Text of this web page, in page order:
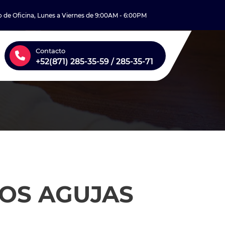
de Oficina, Lunes a Viernes de 9:00AM - 6:00PM
Contacto
+52(871) 285-35-59 / 285-35-71
AGUJAS